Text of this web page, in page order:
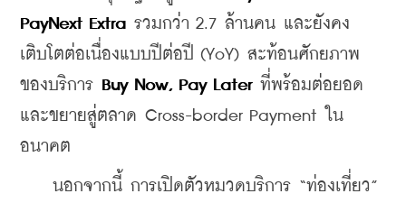
PayNext Extra รวมกว่า 2.7 ล้านคน และยังคง
เติบโตต่อเนื่องแบบปีต่อปี (YoY) สะท้อนศักยภาพ
ของบริการ Buy Now, Pay Later ที่พร้อมต่อยอด
และขยายสู่ตลาด Cross-border Payment ใน
อนาคต
นอกจากนี้ การเปิดตัวหมวดบริการ “ท่องเที่ยว”